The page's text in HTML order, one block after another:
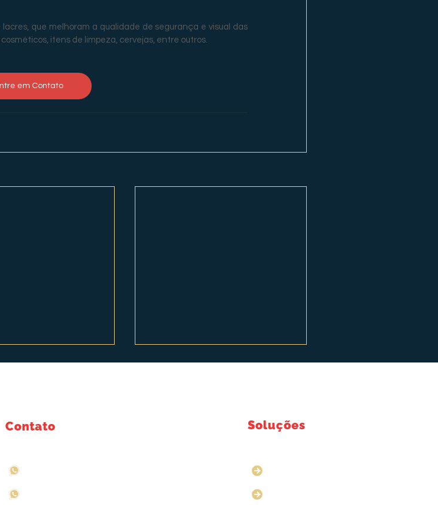
que melhoram a qualidade de segurança e visual das
itens de limpeza, cervejas, entre outros.
em Contato
Valorizam seu Produto
Contato Soluções